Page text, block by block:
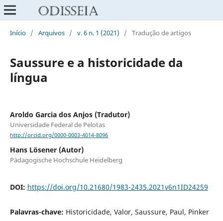
Início / Arquivos / v. 6 n. 1 (2021) / Tradução de artigos
Saussure e a historicidade da
língua
Aroldo Garcia dos Anjos (Tradutor)
Universidade Federal de Pelotas
http://orcid.org/0000-0003-4014-8096
Hans Lösener (Autor)
Pädagogische Hochschule Heidelberg
DOI: https://doi.org/10.21680/1983-2435.2021v6n1ID24259
Palavras-chave: Historicidade, Valor, Saussure, Paul, Pinker